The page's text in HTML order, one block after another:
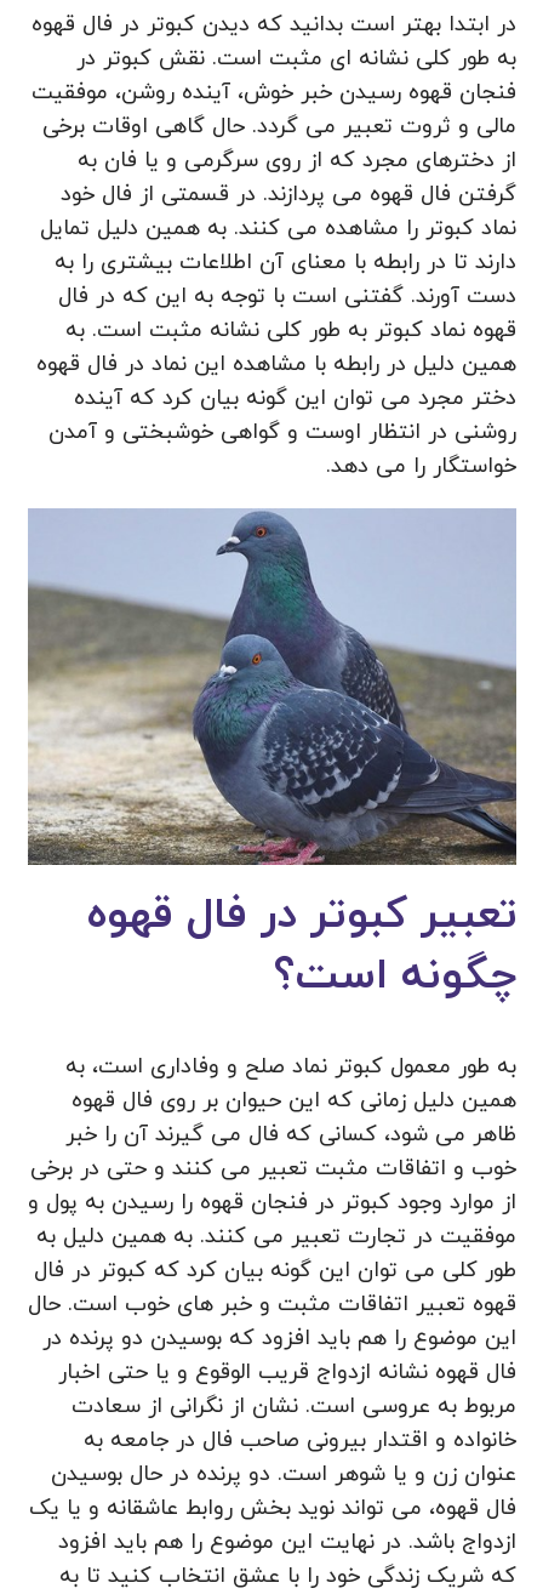
در ابتدا بهتر است بدانید که دیدن کبوتر در فال قهوه
به طور کلی نشانه ای مثبت است. نقش کبوتر در
فنجان قهوه رسیدن خبر خوش، آینده روشن، موفقیت
مالی و ثروت تعبیر می‌ گردد. حال گاهی اوقات برخی
از دخترهای مجرد که از روی سرگرمی و یا فان به
گرفتن فال قهوه می‌ پردازند. در قسمتی از فال خود
نماد کبوتر را مشاهده می‌ کنند. به همین دلیل تمایل
دارند تا در رابطه با معنای آن اطلاعات بیشتری را به
دست آورند. گفتنی است با توجه به این که در فال
قهوه نماد کبوتر به طور کلی نشانه مثبت است. به
همین دلیل در رابطه با مشاهده این نماد در فال قهوه
دختر مجرد می‌ توان این گونه بیان کرد که آینده
روشنی در انتظار اوست و گواهی خوشبختی و آمدن
خواستگار را می دهد.
تعبیر کبوتر در فال قهوه
چگونه است؟
به طور معمول کبوتر نماد صلح و وفاداری است، به
همین دلیل زمانی که این حیوان بر روی فال قهوه
ظاهر می شود، کسانی که فال می گیرند آن را خبر
خوب و اتفاقات مثبت تعبیر می ‌کنند و حتی در برخی
از موارد وجود کبوتر در فنجان قهوه را رسیدن به پول و
موفقیت در تجارت تعبیر می کنند. به همین دلیل به
طور کلی می‌ توان این گونه بیان کرد که کبوتر در فال
قهوه تعبیر اتفاقات مثبت و خبر های خوب است. حال
این موضوع را هم باید افزود که بوسیدن دو پرنده در
فال قهوه نشانه ازدواج قریب الوقوع و یا حتی اخبار
مربوط به عروسی است. نشان از نگرانی از سعادت
خانواده و اقتدار بیرونی صاحب فال در جامعه به
عنوان زن و یا شوهر است. دو پرنده در حال بوسیدن
فال قهوه، می تواند نوید بخش روابط عاشقانه و یا یک
ازدواج باشد. در نهایت این موضوع را هم باید افزود
که شریک زندگی خود را با عشق انتخاب کنید تا به